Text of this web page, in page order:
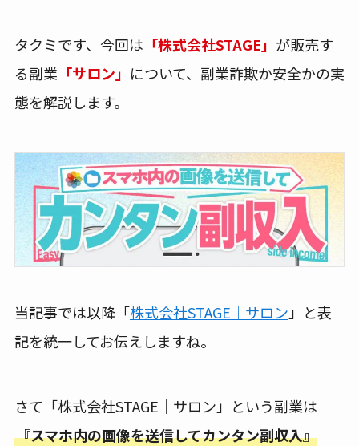
タクミです、今回は 「株式会社STAGE」 が販売す
る副業 「サロン」 について、副業詐欺か安全かの実
態を解説します。
当記事では以降「株式会社STAGE｜サロン 」と表
記を統一してお伝えしますね。
さて「株式会社STAGE｜サロン」という副業は
『スマホ内の画像を送信してカンタン副収入』